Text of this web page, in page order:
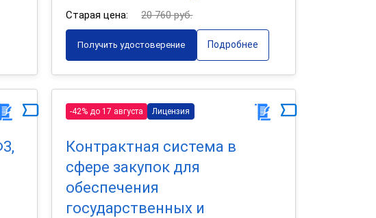
Старая цена:
20 760 руб.
Получить удостоверение Подробнее
-42% до 17 августа Лицензия
Контрактная система в
сфере закупок для
обеспечения
государственных и